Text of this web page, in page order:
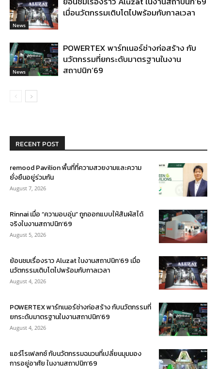
News
เมื่อนวัตกรรมเติบโตไปพร้อมกับกาลเวลา
News
POWERTEX พาร์ทเนอร์ช่างก่อสร้าง กับ
นวัตกรรมที่ยกระดับมาตรฐานในงาน
สถาปนิก’69
RECENT POST
remood Pavilion พื้นที่ที่ความสวยงามและความ
ยั่งยืนอยู่ร่วมกัน
August 7, 2026
Rinnai เมื่อ “ความอบอุ่น” ถูกออกแบบให้สัมผัสได้
จริงในงานสถาปนิก’69
August 5, 2026
ย้อนชมเรื่องราว Aluzat ในงานสถาปนิก’69 เมื่อ
นวัตกรรมเติบโตไปพร้อมกับกาลเวลา
August 4, 2026
POWERTEX พาร์ทเนอร์ช่างก่อสร้าง กับนวัตกรรมที่
ยกระดับมาตรฐานในงานสถาปนิก’69
August 4, 2026
แอร์โรเฟลกซ์ กับนวัตกรรมฉนวนที่เปลี่ยนมุมมอง
การอยู่อาศัย ในงานสถาปนิก’69